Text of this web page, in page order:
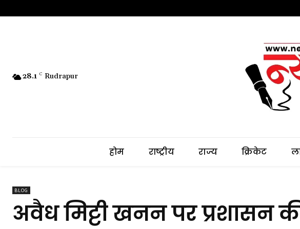
28.1 C Rudrapur
होम राष्ट्रीय राज्य क्रिकेट
BLOG
अवैध मिट्टी खनन पर प्रशासन